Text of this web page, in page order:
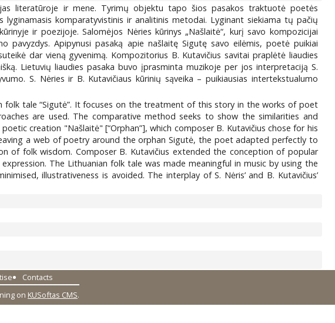
literatūroje ir mene. Tyrimų objektu tapo šios pasakos traktuotė poetės
komparatyvistinis ir analitinis metodai. Lyginant siekiama tų pačių
ir poezijoje. Salomėjos Nėries kūrinys „Našlaitė“, kurį savo kompozicijai
pavyzdys. Apipynusi pasaką apie našlaitę Sigutę savo eilėmis, poetė puikiai
dar vieną gyvenimą. Kompozitorius B. Kutavičius savitai praplėtė liaudies
Lietuvių liaudies pasaka buvo įprasminta muzikoje per jos interpretaciją S.
S. Nėries ir B. Kutavičiaus kūrinių sąveika – puikiausias intertekstualumo
tale “Sigutė”. It focuses on the treatment of this story in the works of poet
are used. The comparative method seeks to show the similarities and
creation "Našlaitė" [“Orphan”], which composer B. Kutavičius chose for his
a web of poetry around the orphan Sigutė, the poet adapted perfectly to
of folk wisdom. Composer B. Kutavičius extended the conception of popular
The Lithuanian folk tale was made meaningful in music by using the
illustrativeness is avoided. The interplay of S. Nėris’ and B. Kutavičius’
Contacts
on KUSoftas CMS.